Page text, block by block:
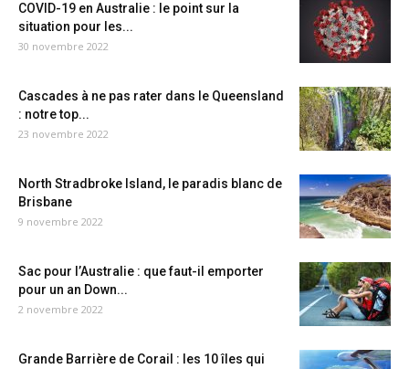
COVID-19 en Australie : le point sur la
situation pour les...
30 novembre 2022
Cascades à ne pas rater dans le Queensland
: notre top...
23 novembre 2022
North Stradbroke Island, le paradis blanc de
Brisbane
9 novembre 2022
Sac pour l’Australie : que faut-il emporter
pour un an Down...
2 novembre 2022
Grande Barrière de Corail : les 10 îles qui